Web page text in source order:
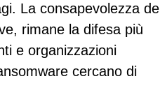
La consapevolezza del
rimane la difesa più
e organizzazioni
cercano di